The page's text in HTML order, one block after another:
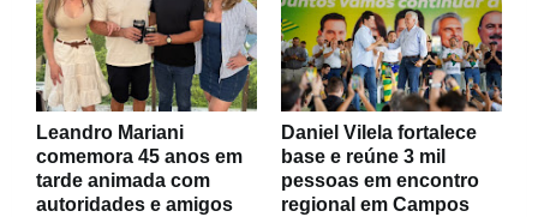
Leandro Mariani
comemora 45 anos em
tarde animada com
autoridades e amigos
Daniel Vilela fortalece
base e reúne 3 mil
pessoas em encontro
regional em Campos